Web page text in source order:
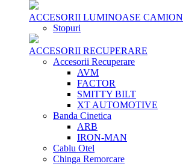
ACCESORII LUMINOASE CAMION
Stopuri
ACCESORII RECUPERARE
Accesorii Recuperare
AVM
FACTOR
SMITTY BILT
XT AUTOMOTIVE
Banda Cinetica
ARB
IRON-MAN
Cablu Otel
Chinga Remorcare